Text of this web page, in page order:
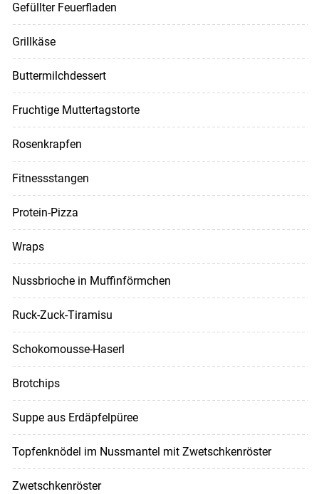
Gefüllter Feuerfladen
Grillkäse
Buttermilchdessert
Fruchtige Muttertagstorte
Rosenkrapfen
Fitnessstangen
Protein-Pizza
Wraps
Nussbrioche in Muffinförmchen
Ruck-Zuck-Tiramisu
Schokomousse-Haserl
Brotchips
Suppe aus Erdäpfelpüree
Topfenknödel im Nussmantel mit Zwetschkenröster
Zwetschkenröster